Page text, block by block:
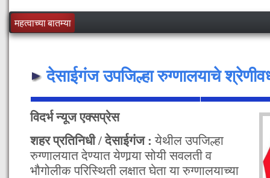
महत्वाच्या बातम्या
देसाईगंज उपजिल्हा रुग्णालयाचे
विदर्भ न्यूज एक्सप्रेस
शहर प्रतिनिधी / देसाईगंज :येथील उपजिल्हा
रुग्णालयात देण्यात येणार्‍या सोयी सवलती व
भौगोलीक परिस्थिती लक्षात घेता या रुग्णालयाच्या